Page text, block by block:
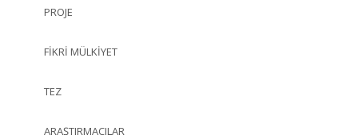
PROJE
FIKRI MÜLKIYET
TEZ
ARAŞTIRMACILAR